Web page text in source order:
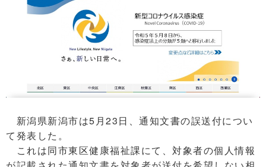
新潟県新潟市は5月23日、通知文書の誤送付につい
て発表した。
これは同市東区健康福祉課にて、対象者の個人情報